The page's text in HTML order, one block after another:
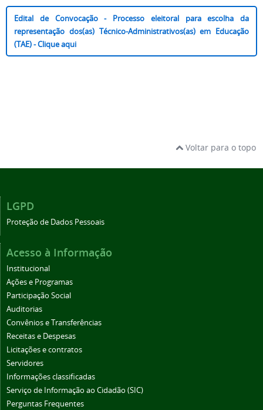
Edital de Convocação - Processo eleitoral para escolha da
representação dos(as) Técnico-Administrativos(as) em Educação
(TAE) - Clique aqui
Voltar para o topo
LGPD
Proteção de Dados Pessoais
Acesso à Informação
Institucional
Ações e Programas
Participação Social
Auditorias
Convênios e Transferências
Receitas e Despesas
Licitações e contratos
Servidores
Informações classificadas
Serviço de Informação ao Cidadão (SIC)
Perguntas Frequentes